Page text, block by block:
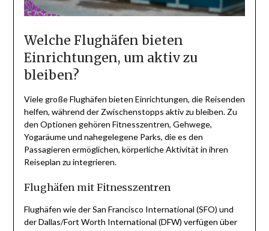
Welche Flughäfen bieten
Einrichtungen, um aktiv zu
bleiben?
Viele große Flughäfen bieten Einrichtungen, die Reisenden
helfen, während der Zwischenstopps aktiv zu bleiben. Zu
den Optionen gehören Fitnesszentren, Gehwege,
Yogaräume und nahegelegene Parks, die es den
Passagieren ermöglichen, körperliche Aktivität in ihren
Reiseplan zu integrieren.
Flughäfen mit Fitnesszentren
Flughäfen wie der San Francisco International (SFO) und
der Dallas/Fort Worth International (DFW) verfügen über